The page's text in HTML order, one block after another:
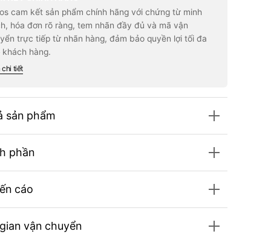
TOM
FORD
Architecture
Brow
Pencil
#1
cam kết sản phẩm chính hãng với chứng từ minh
hóa đơn rõ ràng, tem nhãn đầy đủ và mã vận
trực tiếp từ nhãn hàng, đảm bảo quyền lợi tối đa
khách hàng.
chi tiết
sản phẩm
phần
cáo
vận chuyển